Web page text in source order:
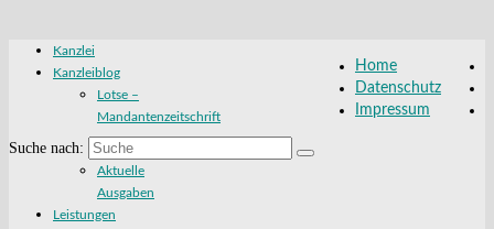
Home
Datenschutz
Impressum
Suche nach:
Kanzlei
Kanzleiblog
Lotse –
Mandantenzeitschrift
Aktuelle
Ausgaben
Leistungen